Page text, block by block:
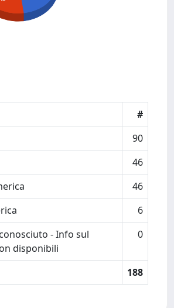
#
90
46
46
6
- Info sul
disponibili
0
188